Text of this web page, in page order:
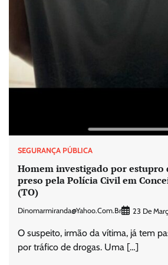
SEGURANÇA PÚBLICA
Homem investigado por estupro
preso pela Polícia Civil em
(TO)
Dinomarmiranda@yahoo.com.br 23 De
O suspeito, irmão da vítima, já tem
por tráfico de drogas. Uma […]